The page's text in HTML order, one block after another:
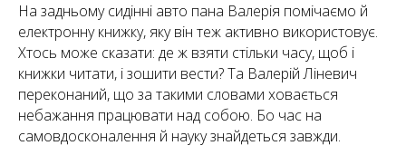
На задньому сидінні авто пана Валерія помічаємо й
електронну книжку, яку він теж активно використовує.
Хтось може сказати: де ж взяти стільки часу, щоб і
книжки читати, і зошити вести? Та Валерій Ліневич
переконаний, що за такими словами ховається
небажання працювати над собою. Бо час на
самовдосконалення й науку знайдеться завжди.